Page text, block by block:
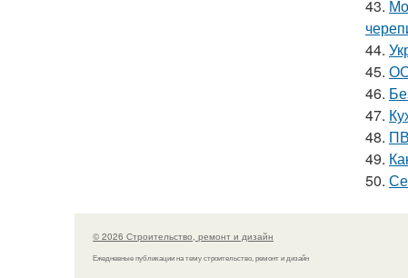
43.
44.
45.
46.
47.
48.
49.
50.
© 2026 Строительство, ремонт и дизайн
Ежедневные публикации на тему строительство, ремонт и дизайн